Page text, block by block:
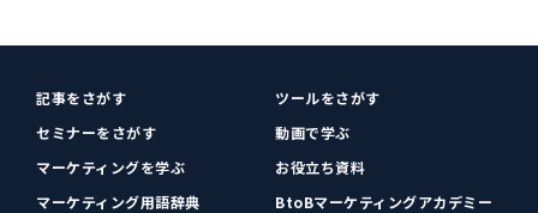
記事をさがす
ツールをさがす
セミナーをさがす
動画で学ぶ
マーケティングを学ぶ
お役立ち資料
マーケティング用語辞典
BtoBマーケティングアカデミー